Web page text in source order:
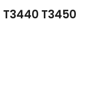
T3450